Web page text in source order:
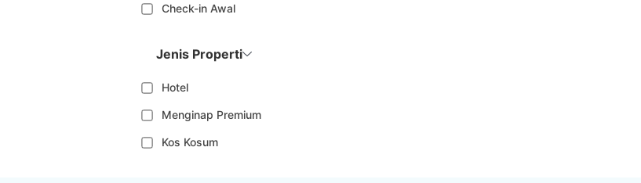
Check-in Awal
Jenis Properti
Hotel
Menginap Premium
Kos Kosum